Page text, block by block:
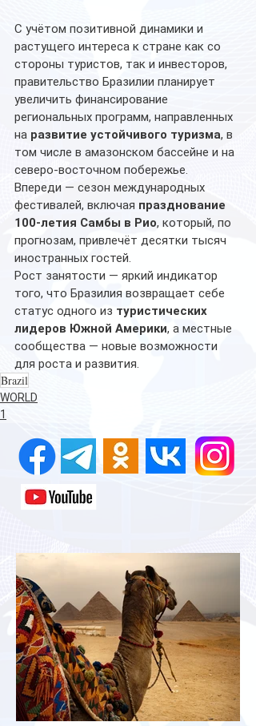
С учётом позитивной динамики и
растущего интереса к стране как со
стороны туристов, так и инвесторов,
правительство Бразилии планирует
увеличить финансирование
региональных программ, направленных
на развитие устойчивого туризма, в
том числе в амазонском бассейне и на
северо-восточном побережье.
Впереди — сезон международных
фестивалей, включая празднование
100-летия Самбы в Рио, который, по
прогнозам, привлечёт десятки тысяч
иностранных гостей.
Рост занятости — яркий индикатор
того, что Бразилия возвращает себе
статус одного из туристических
лидеров Южной Америки, а местные
сообщества — новые возможности
для роста и развития.
Brazil
WORLD
1